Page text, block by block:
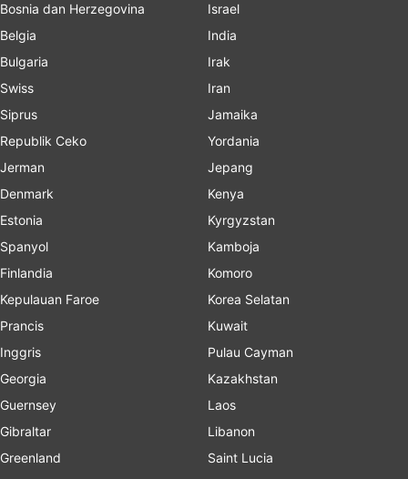
Bosnia dan Herzegovina
Belgia
Bulgaria
Swiss
Siprus
Republik Ceko
Jerman
Denmark
Estonia
Spanyol
Finlandia
Kepulauan Faroe
Prancis
Inggris
Georgia
Guernsey
Gibraltar
Greenland
Israel
India
Irak
Iran
Jamaika
Yordania
Jepang
Kenya
Kyrgyzstan
Kamboja
Komoro
Korea Selatan
Kuwait
Pulau Cayman
Kazakhstan
Laos
Libanon
Saint Lucia